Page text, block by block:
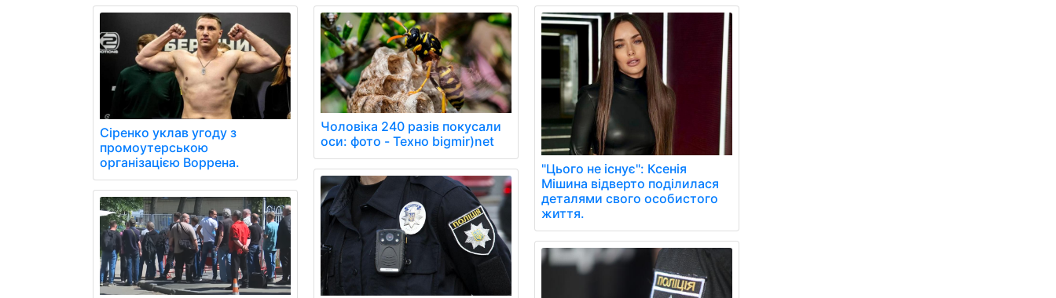
Сіренко уклав угоду з
промоутерською
організацією Воррена.
Чоловіка 240 разів покусали
оси: фото - Техно bigmir)net
"Цього не існує": Ксенія
Мішина відверто поділилася
деталями свого особистого
життя.